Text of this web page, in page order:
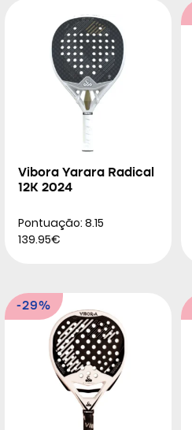
Vibora Yarara Radical
12K 2024
Pontuação: 8.15
139.95€
-29%